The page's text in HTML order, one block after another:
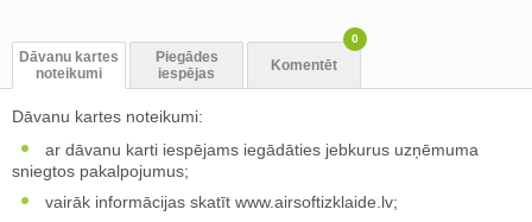
Dāvanu kartes
noteikumi
Piegādes
iespējas
Komentēt
0
Dāvanu kartes noteikumi:
ar dāvanu karti iespējams iegādāties jebkurus uzņēmuma
sniegtos pakalpojumus;
vairāk informācijas skatīt www.airsoftizklaide.lv;